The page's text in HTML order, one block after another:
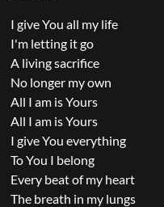
I give You all my life
I'm letting it go
A living sacrifice
No longer my own
All I am is Yours
All I am is Yours
I give You everything
To You I belong
Every beat of my heart
The breath in my lungs